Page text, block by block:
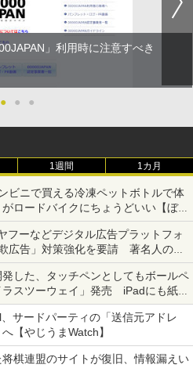
」利用時に注意すべき
● ● ●
1週間 1カ月
ニで買える冷凍ペットボトルで体
ロードバイクにちょうどいい【ぼっ
空いた時間でなにしてる？】
フーなどデジタル広告プラットフォ
広告」対策強化を要請 著名人の写
どへの対策として
した、タッチペンとしてもボールペ
スツーウェイ」発売 iPadにも紙に
る
サードパーティの「送信元アドレ
【やじうまWatch】
棋連盟のサイトが復旧、情報漏えい